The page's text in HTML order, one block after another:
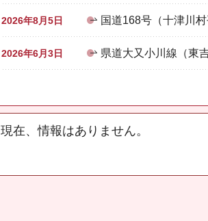
2026年8月5日 国道168号（十津川
2026年6月3日 県道大又小川線（東
現在、情報はありません。